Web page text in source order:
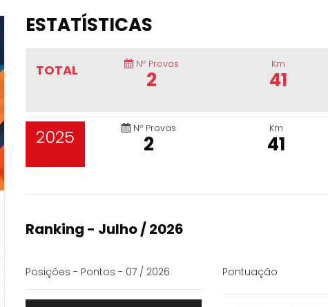
ESTATÍSTICAS
TOTAL Nº Provas
2
Km
41
2025 Nº Provas
2
Km
41
Ranking - Julho / 2026
Posições - Pontos - 07 / 2026 Pontuação